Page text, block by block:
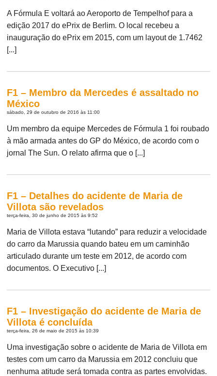
A Fórmula E voltará ao Aeroporto de Tempelhof para a
edição 2017 do ePrix de Berlim. O local recebeu a
inauguração do ePrix em 2015, com um layout de 1.7462
[...]
F1 – Membro da Mercedes é assaltado no
México
sábado, 29 de outubro de 2016 às 11:00
Um membro da equipe Mercedes de Fórmula 1 foi roubado
à mão armada antes do GP do México, de acordo com o
jornal The Sun. O relato afirma que o [...]
F1 – Detalhes do acidente de Maria de
Villota são revelados
terça-feira, 30 de junho de 2015 às 9:52
Maria de Villota estava “lutando” para reduzir a velocidade
do carro da Marussia quando bateu em um caminhão
articulado durante um teste em 2012, de acordo com
documentos. O Executivo [...]
F1 – Investigação do acidente de Maria de
Villota é concluída
terça-feira, 26 de maio de 2015 às 10:39
Uma investigação sobre o acidente de Maria de Villota em
testes com um carro da Marussia em 2012 concluiu que
nenhuma atitude será tomada contra as partes envolvidas.